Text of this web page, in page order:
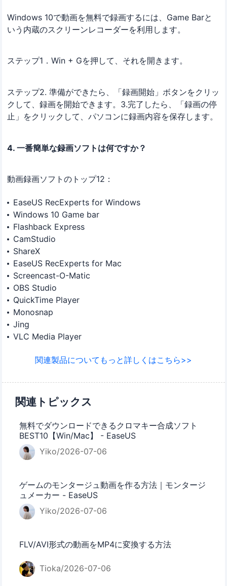
Windows 10で動画を無料で録画するには、Game Barと
いう内蔵のスクリーンレコーダーを利用します。
ステップ1．Win + Gを押して、それを開きます。
ステップ2. 準備ができたら、「録画開始」ボタンをクリッ
クして、録画を開始できます。3.完了したら、「録画の停
止」をクリックして、パソコンに録画内容を保存します。
4. 一番簡単な録画ソフトは何ですか？
動画録画ソフトのトップ12：
EaseUS RecExperts for Windows
Windows 10 Game bar
Flashback Express
CamStudio
ShareX
EaseUS RecExperts for Mac
Screencast-O-Matic
OBS Studio
QuickTime Player
Monosnap
Jing
VLC Media Player
関連製品についてもっと詳しくはこちら>>
関連トピックス
無料でダウンロードできるクロマキー合成ソフト
BEST10【Win/Mac】 - EaseUS
Yiko/2026-07-06
ゲームのモンタージュ動画を作る方法｜モンタージ
ュメーカー - EaseUS
Yiko/2026-07-06
FLV/AVI形式の動画をMP4に変換する方法
Tioka/2026-07-06